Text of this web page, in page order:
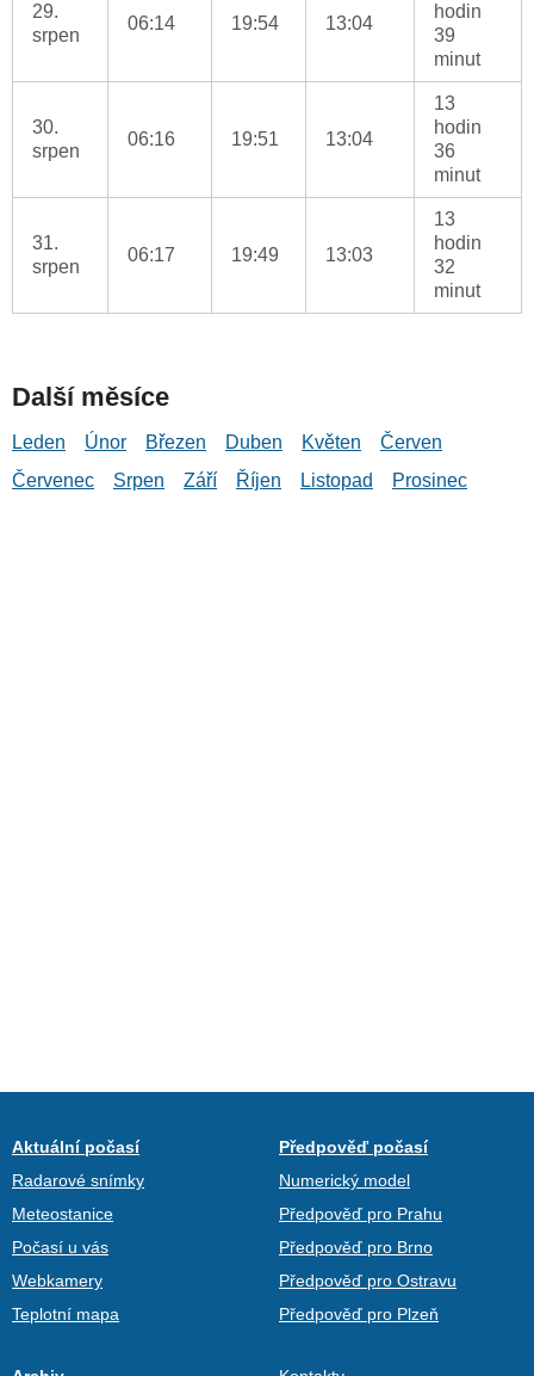
29.
srpen
06:14 19:54 13:04
hodin
39
minut
30.
srpen
06:16 19:51 13:04
13
hodin
36
minut
31.
srpen
06:17 19:49 13:03
13
hodin
32
minut
Další měsíce
Leden Únor Březen Duben Květen
Červen
Červenec
Srpen Září Říjen Listopad Prosinec
Aktuální počasí
Radarové snímky
Meteostanice
Počasí u vás
Webkamery
Teplotní mapa
Předpověď počasí
Numerický model
Předpověď pro Prahu
Předpověď pro Brno
Předpověď pro Ostravu
Předpověď pro Plzeň